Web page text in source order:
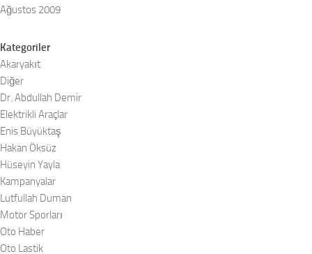
Ağustos 2009
Kategoriler
Akaryakıt
Diğer
Dr. Abdullah Demir
Elektrikli Araçlar
Enis Büyüktaş
Hakan Öksüz
Hüseyin Yayla
Kampanyalar
Lutfullah Duman
Motor Sporları
Oto Haber
Oto Lastik